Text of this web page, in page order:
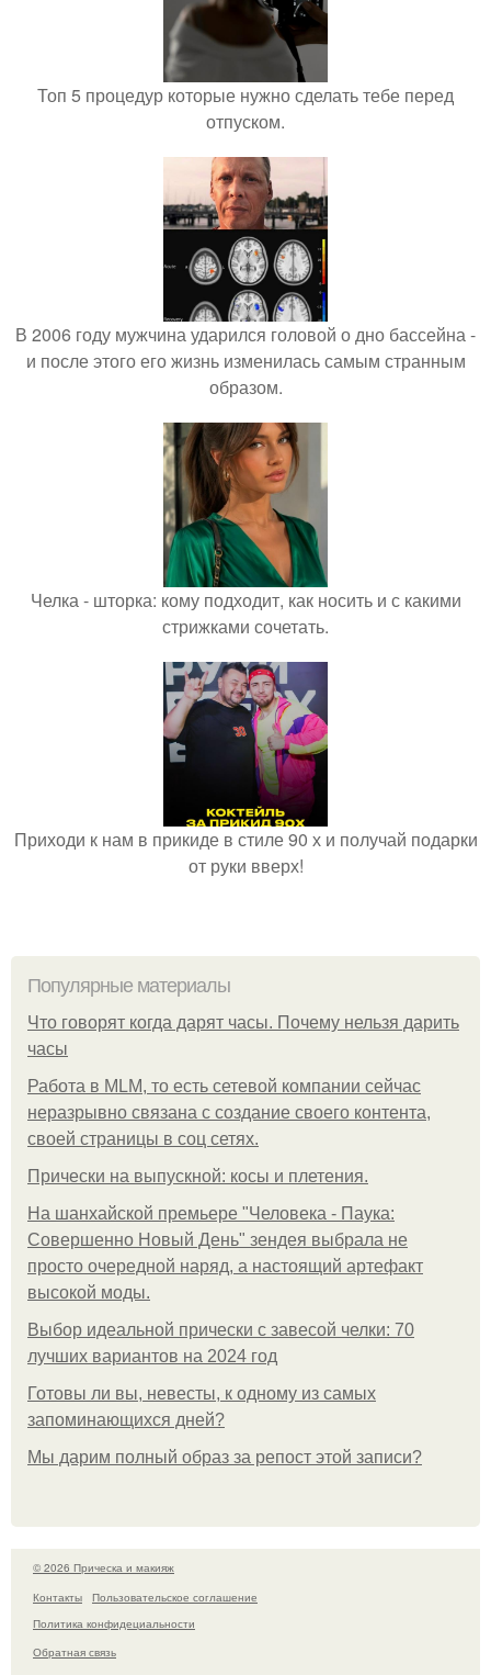
Топ 5 процедур которые нужно сделать тебе перед
отпуском.
В 2006 году мужчина ударился головой о дно бассейна -
и после этого его жизнь изменилась самым странным
образом.
Челка - шторка: кому подходит, как носить и с какими
стрижками сочетать.
Приходи к нам в прикиде в стиле 90 х и получай подарки
от руки вверх!
Популярные материалы
Что говорят когда дарят часы. Почему нельзя дарить
часы
Работа в MLM, то есть сетевой компании сейчас
неразрывно связана с создание своего контента,
своей страницы в соц сетях.
Прически на выпускной: косы и плетения.
На шанхайской премьере "Человека - Паука:
Совершенно Новый День" зендея выбрала не
просто очередной наряд, а настоящий артефакт
высокой моды.
Выбор идеальной прически с завесой челки: 70
лучших вариантов на 2024 год
Готовы ли вы, невесты, к одному из самых
запоминающихся дней?
Мы дарим полный образ за репост этой записи?
© 2026 Прическа и макияж
Контакты
Пользовательское соглашение
Политика конфидециальности
Обратная связь